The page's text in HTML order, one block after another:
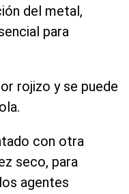
del metal,
para
rojizo y se puede
con otra
seco, para
agentes